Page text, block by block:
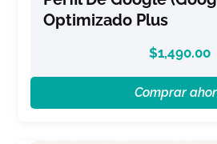
Optimizado Plus
$1,490.00
Comprar